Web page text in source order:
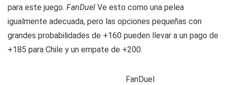
para este juego. FanDuel Ve esto como una pelea
igualmente adecuada, pero las opciones pequeñas con
grandes probabilidades de +160 pueden llevar a un pago de
+185 para Chile y un empate de +200.
FanDuel